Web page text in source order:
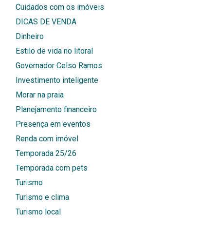
Cuidados com os imóveis
DICAS DE VENDA
Dinheiro
Estilo de vida no litoral
Governador Celso Ramos
Investimento inteligente
Morar na praia
Planejamento financeiro
Presença em eventos
Renda com imóvel
Temporada 25/26
Temporada com pets
Turismo
Turismo e clima
Turismo local